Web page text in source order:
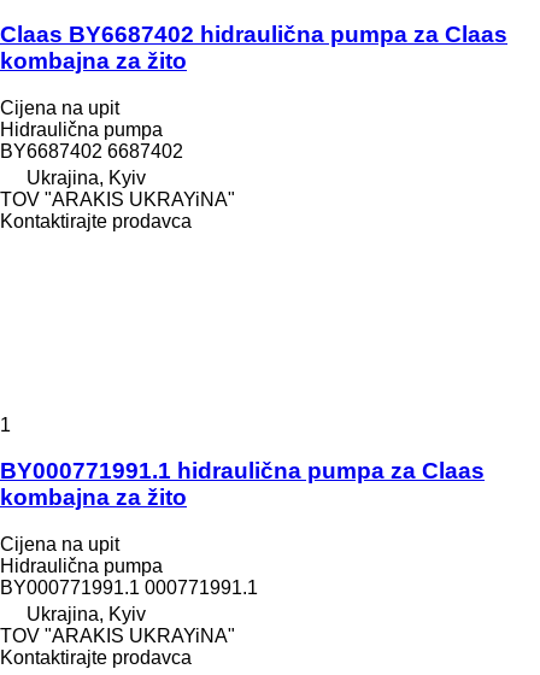
Claas BY6687402 hidraulična pumpa za Claas
kombajna za žito
Cijena na upit
Hidraulična pumpa
BY6687402 6687402
Ukrajina, Kyiv
TOV "ARAKIS UKRAYiNA"
Kontaktirajte prodavca
1
BY000771991.1 hidraulična pumpa za Claas
kombajna za žito
Cijena na upit
Hidraulična pumpa
BY000771991.1 000771991.1
Ukrajina, Kyiv
TOV "ARAKIS UKRAYiNA"
Kontaktirajte prodavca